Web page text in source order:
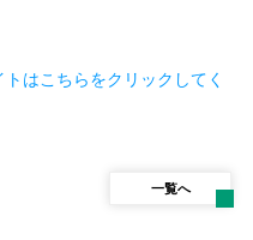
はこちらをクリックしてく
一覧へ